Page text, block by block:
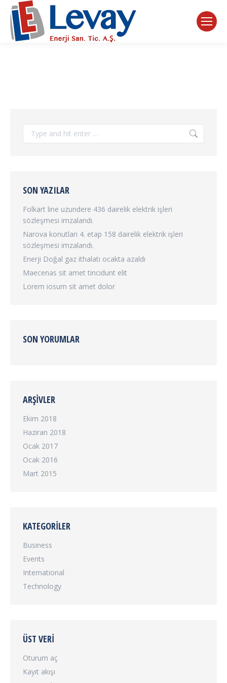
Search:
SON YAZILAR
Folkart line uzundere 436 dairelik elektrik işleri
sözleşmesi imzalandı.
Narova konutları 4. etap 158 dairelik elektrik işleri
sözleşmesi imzalandı.
Enerji Doğal gaz ithalatı ocakta azaldı
Maecenas sit amet tincidunt elit
Lorem iosum sit amet dolor
SON YORUMLAR
ARŞIVLER
Ekim 2018
Haziran 2018
Ocak 2017
Ocak 2016
Mart 2015
KATEGORILER
Business
Events
International
Technology
ÜST VERI
Oturum aç
Kayıt akışı